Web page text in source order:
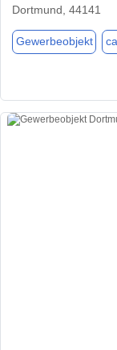
Dortmund, 44141
Gewerbeobjekt